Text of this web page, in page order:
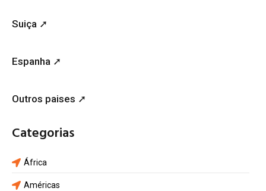
Suiça ➚
Espanha ➚
Outros paises ➚
Categorias
África
Américas